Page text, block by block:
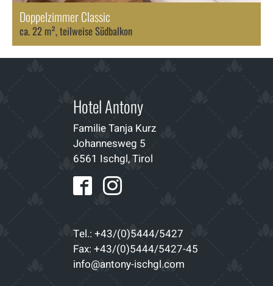
Doppelzimmer Classic
ca. 22 m², teilweise Südbalkon
Hotel Antony
Familie Tanja Kurz
Johannesweg 5
6561 Ischgl, Tirol
Tel.: +43/(0)5444/5427
Fax: +43/(0)5444/5427-45
info@antony-ischgl.com